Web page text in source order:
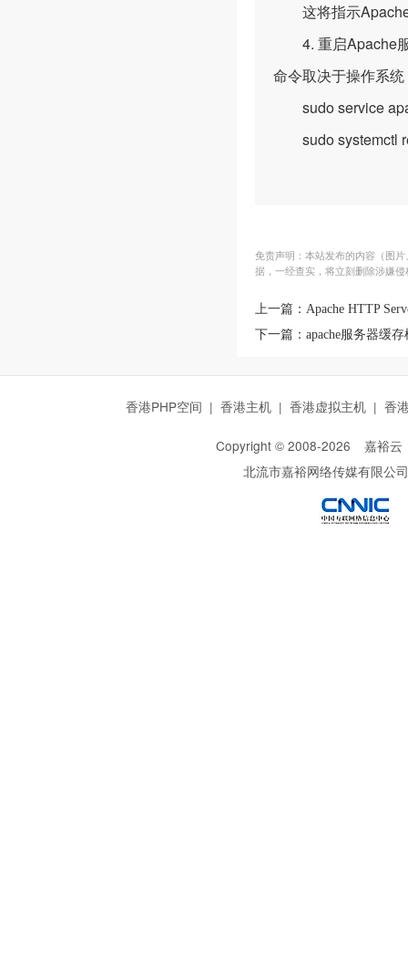
这将指示Apache
4. 重启Apache服
命令取决于操作系
sudo service
sudo systemctl
免责声明：本站发布的内容（图
据，一经查实，将立刻删除涉嫌
上一篇： Apache HTTP
下一篇： apache服务器缓
香港PHP空间 | 香港主机 | 香港虚拟主机 | 香
Copyright © 2008-2026 嘉裕云
北流市嘉裕网络传媒有限公司